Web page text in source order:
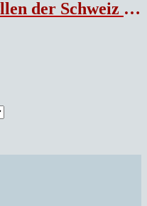
von Henry Winklers und den besten englischen Künstlern. Mit Erläuterungen von Heinrich Zschokke.